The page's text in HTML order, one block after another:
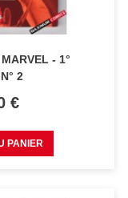
- 1°
2
€
PANIER